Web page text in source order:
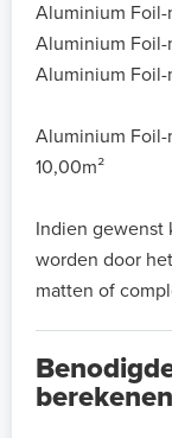
Aluminium Foil-
Aluminium Foil-
Aluminium Foil-
Aluminium Foil-
10,00m²
Indien gewenst
worden door
matten of
berekenen